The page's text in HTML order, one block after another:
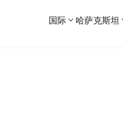
国际 哈萨克斯坦